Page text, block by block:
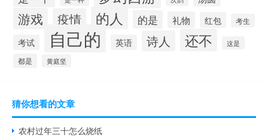
游戏 疫情 的人 的是 礼物 红包 考生
考试 自己的 英语 诗人 还不 这是
都是 黄庭坚
猜你想看的文章
农村过年三十怎么烧纸